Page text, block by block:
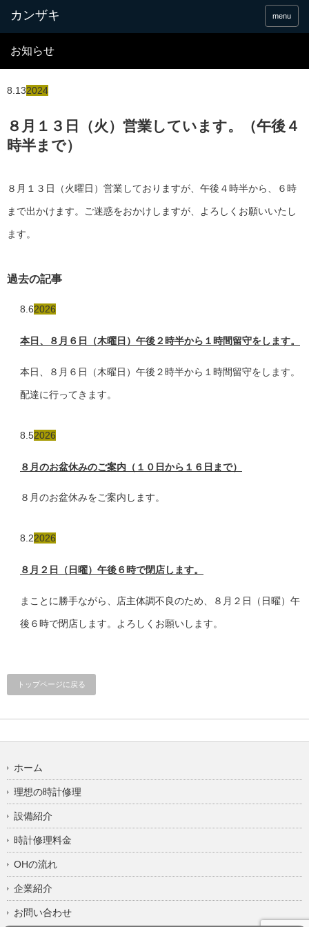
menu
お知らせ
8.132024
８月１３日（火）営業しています。（午後４
時半まで）
８月１３日（火曜日）営業しておりますが、午後４時半から、６時
まで出かけます。ご迷惑をおかけしますが、よろしくお願いいたし
ます。
過去の記事
8.62026
本日、８月６日（木曜日）午後２時半から１時間留守をします。
本日、８月６日（木曜日）午後２時半から１時間留守をします。
配達に行ってきます。
8.52026
８月のお盆休みのご案内（１０日から１６日まで）
８月のお盆休みをご案内します。
8.22026
８月２日（日曜）午後６時で閉店します。
まことに勝手ながら、店主体調不良のため、８月２日（日曜）午
後６時で閉店します。よろしくお願いします。
トップページに戻る
ホーム
理想の時計修理
設備紹介
時計修理料金
OHの流れ
企業紹介
お問い合わせ